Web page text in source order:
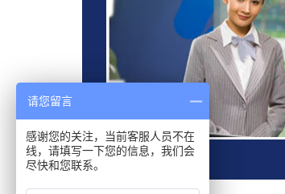
请您留言
感谢您的关注，当前客服人员不在
线，请填写一下您的信息，我们会
尽快和您联系。